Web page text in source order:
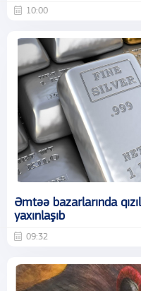
10:00
Əmtəə bazarlarında
yaxınlaşıb
09:32